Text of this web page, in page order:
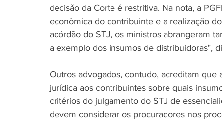
decisão da Corte é restritiva. Na nota, a
econômica do contribuinte e a realização
acórdão do STJ, os ministros abrangeram
a exemplo dos insumos de distribuidoras",
Outros advogados, contudo, acreditam
jurídica aos contribuintes sobre quais
critérios do julgamento do STJ de
devem considerar os procuradores nos